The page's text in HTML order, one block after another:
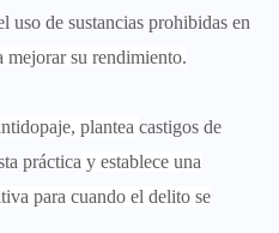
uso de sustancias prohibidas en
mejorar su rendimiento.
plantea castigos de
práctica y establece una
para cuando el delito se